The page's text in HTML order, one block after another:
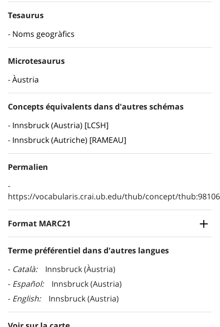
Tesaurus
Noms geogràfics
Microtesaurus
Àustria
Concepts équivalents dans d'autres schémas
Innsbruck (Austria) [LCSH]
Innsbruck (Autriche) [RAMEAU]
Permalien
https://vocabularis.crai.ub.edu/thub/concept/
Format MARC21
Terme préférentiel dans d'autres langues
Català
Innsbruck (Àustria)
Español
Innsbruck (Austria)
English
Innsbruck (Austria)